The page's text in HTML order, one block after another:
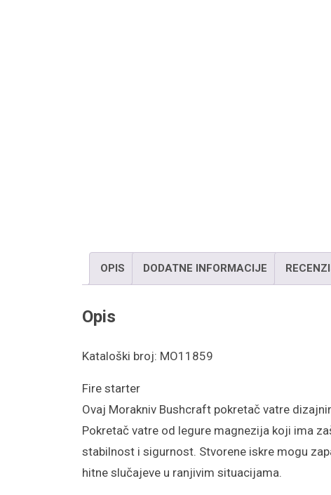
OPIS DODATNE INFORMACIJE
Opis
Kataloški broj: MO11859
Fire starter
Ovaj Morakniv Bushcraft pokretač vatre
Pokretač vatre od legure magnezija koji ima
stabilnost i sigurnost. Stvorene iskre mogu
hitne slučajeve u ranjivim situacijama.